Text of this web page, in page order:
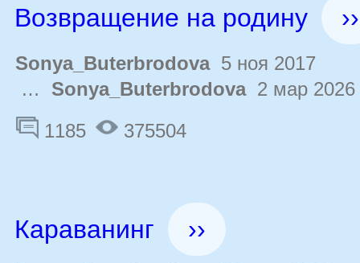
Возвращение на родину
››
Sonya_Buterbrodova5 ноя 2017
… Sonya_Buterbrodova2 мар 2026
1185
375504
Караванинг ››